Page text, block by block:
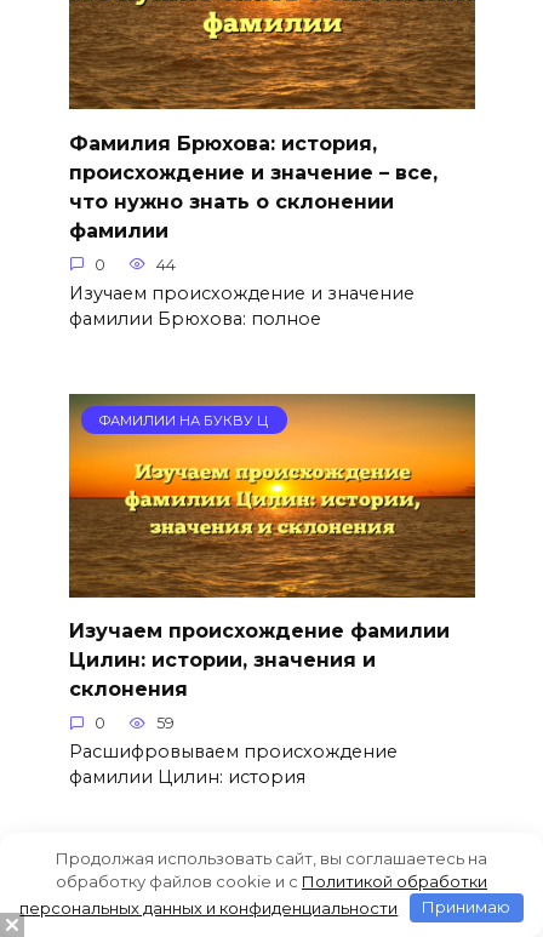
Фамилия Брюхова: история,
происхождение и значение – все,
что нужно знать о склонении
фамилии
0 44
Изучаем происхождение и значение
фамилии Брюхова: полное
ФАМИЛИИ НА БУКВУ Ц
Изучаем происхождение фамилии
Цилин: истории, значения и
склонения
0 59
Расшифровываем происхождение
фамилии Цилин: история
ФАМИЛИИ НА БУКВУ Ц
Продолжая использовать сайт, вы соглашаетесь на
обработку файлов cookie и c Политикой обработки
персональных данных и конфиденциальности
Принимаю